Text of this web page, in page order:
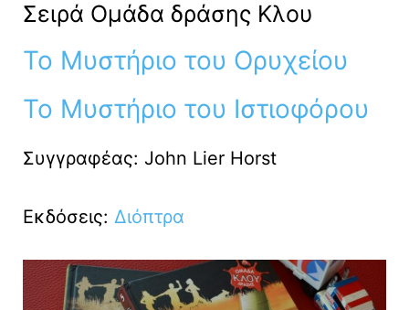
Σειρά Ομάδα δράσης Κλου
Το Μυστήριο του Ορυχείου
Το Μυστήριο του Ιστιοφόρου
Συγγραφέας: John Lier Horst
Εκδόσεις: Διόπτρα